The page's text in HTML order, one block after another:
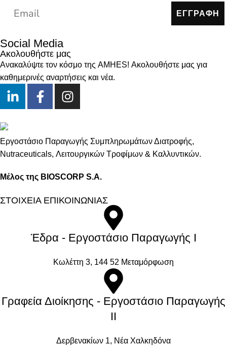
ΕΓΓΡΑΦΗ
Social Media
Ακολουθήστε μας
Ανακαλύψτε τον κόσμο της AMHES! Ακολουθήστε μας για
καθημερινές αναρτήσεις και νέα.
Εργοστάσιο Παραγωγής Συμπληρωμάτων Διατροφής,
Νutraceuticals, Λειτουργικών Τροφίμων & Καλλυντικών.
Μέλος της BIOSCORP S.A.
ΣΤΟΙΧΕΙΑ ΕΠΙΚΟΙΝΩΝΙΑΣ
Έδρα - Εργοστάσιο Παραγωγής Ι
Kωλέττη 3, 144 52 Μεταμόρφωση
Γραφεία Διοίκησης - Εργοστάσιο Παραγωγής
ΙΙ
Δερβενακίων 1, Νέα Χαλκηδόνα